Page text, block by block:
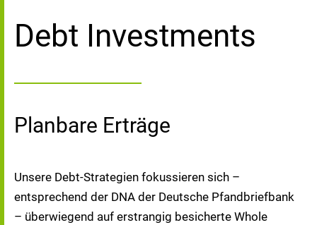
Debt Investments
Planbare Erträge
Unsere Debt-Strategien fokussieren sich –
entsprechend der DNA der Deutsche Pfandbriefbank
– überwiegend auf erstrangig besicherte Whole